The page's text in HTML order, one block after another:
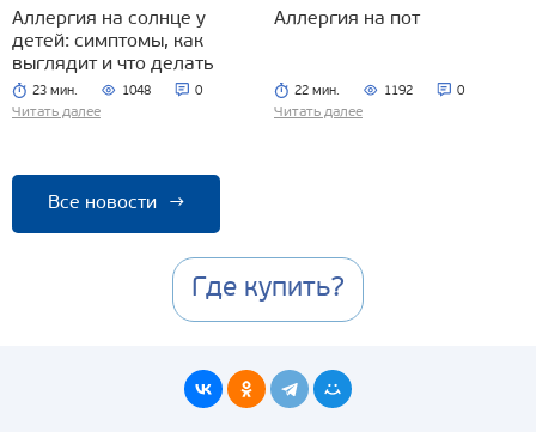
Аллергия на солнце у
детей: симптомы, как
выглядит и что делать
23 мин. 1048 0
Читать далее
Аллергия на пот
22 мин. 1192 0
Читать далее
Все новости →
Где купить?